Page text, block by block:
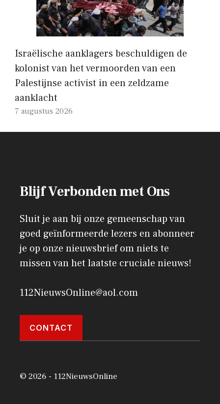
Israëlische aanklagers beschuldigen de
kolonist van het vermoorden van een
Palestijnse activist in een zeldzame
aanklacht
7 augustus 2026
Blijf Verbonden met Ons
Sluit je aan bij onze gemeenschap van
goed geïnformeerde lezers en abonneer
je op onze nieuwsbrief om niets te
missen van het laatste cruciale nieuws!
112NieuwsOnline@aol.com
CONTACT
© 2026 - 112NieuwsOnline